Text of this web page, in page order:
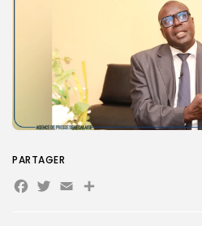
PARTAGER
Facebook
Twitter
EmailPartager